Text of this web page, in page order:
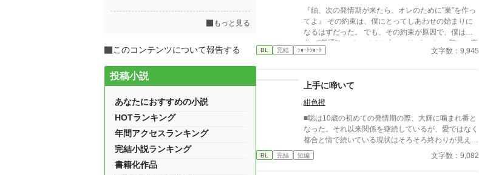
『紬、次の発情期が来たら、オレのために”巣”を作っ
てよ』 その約束は、僕にとってしあわせの始まりに
なるはずだった。 でも、その約束が原因で、僕は自
分が”普通”じゃないんだと知ってしまった。 新しい恋
人である優しいα・奏さんと暮らし始めても、あの日
にも見つからない場所で、ひとりぼっちで”巣”を作
り、彼が帰って来る前に片付ける。 これは、“普通”の
Ωになれなかった僕と、大好きな恋人とのかくれん
ぼ。 どうか、僕の”巣”が見つかりませんように。 ―
―そう願っているのに、本当は少しだけ、奏さんに見
つけて欲しいと願ってしまった僕のお話。
BL 完結 ｼｮｰﾄｼｮｰﾄ 文字数：9,945
上手に啼いて
紺色橙
■聡は10歳の初めての発情期の際、大輝に噛まれ番と
なった。それ以来関係を継続しているが、愛ではなく
都合と情で続いている現状はそろそろ終わりが見えて
いた。 ■注意*独自オメガバース設定。■『それは愛か
本能か』と同じ世界設定です。関係は一切なし。
BL 完結 短編 文字数：9,082
もっと見る
このコンテンツについて報告する
投稿小説
あなたにおすすめの小説
HOTランキング
年間アクセスランキング
完結小説ランキング
書籍化作品